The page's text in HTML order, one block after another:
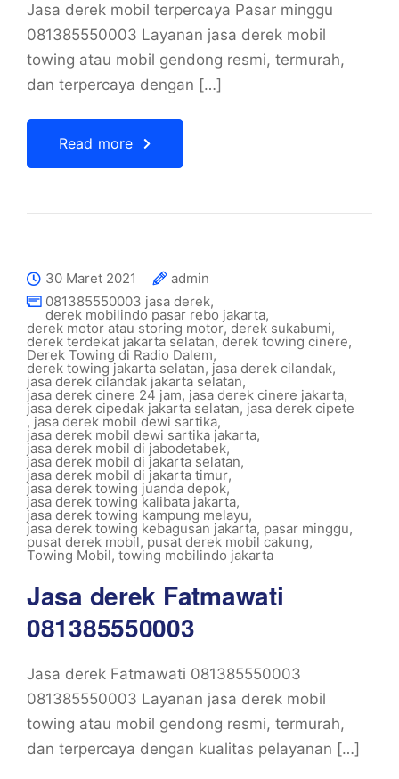
Jasa derek mobil terpercaya Pasar minggu
081385550003 Layanan jasa derek mobil
towing atau mobil gendong resmi, termurah,
dan terpercaya dengan […]
Read more
30 Maret 2021
admin
081385550003 jasa derek,
derek mobilindo pasar rebo jakarta,
derek motor atau storing motor, derek sukabumi,
derek terdekat jakarta selatan, derek towing cinere,
Derek Towing di Radio Dalem,
derek towing jakarta selatan, jasa derek cilandak,
jasa derek cilandak jakarta selatan,
jasa derek cinere 24 jam, jasa derek cinere jakarta,
jasa derek cipedak jakarta selatan, jasa derek cipete
, jasa derek mobil dewi sartika,
jasa derek mobil dewi sartika jakarta,
jasa derek mobil di jabodetabek,
jasa derek mobil di jakarta selatan,
jasa derek mobil di jakarta timur,
jasa derek towing juanda depok,
jasa derek towing kalibata jakarta,
jasa derek towing kampung melayu,
jasa derek towing kebagusan jakarta, pasar minggu,
pusat derek mobil, pusat derek mobil cakung,
Towing Mobil, towing mobilindo jakarta
Jasa derek Fatmawati
081385550003
Jasa derek Fatmawati 081385550003
081385550003 Layanan jasa derek mobil
towing atau mobil gendong resmi, termurah,
dan terpercaya dengan kualitas pelayanan […]